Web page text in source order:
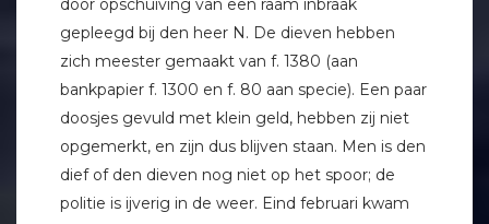
door opschuiving van een raam inbraak
gepleegd bij den heer N. De dieven hebben
zich meester gemaakt van f. 1380 (aan
bankpapier f. 1300 en f. 80 aan specie). Een paar
doosjes gevuld met klein geld, hebben zij niet
opgemerkt, en zijn dus blijven staan. Men is den
dief of den dieven nog niet op het spoor; de
politie is ijverig in de weer. Eind februari kwam